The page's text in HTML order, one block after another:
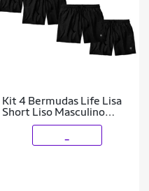
Kit 4 Bermudas Life Lisa
Short Liso Masculino
Básico Mauricinho Tactel